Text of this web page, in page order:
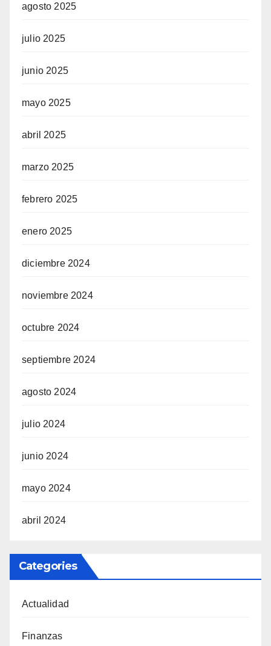
agosto 2025
julio 2025
junio 2025
mayo 2025
abril 2025
marzo 2025
febrero 2025
enero 2025
diciembre 2024
noviembre 2024
octubre 2024
septiembre 2024
agosto 2024
julio 2024
junio 2024
mayo 2024
abril 2024
Categories
Actualidad
Finanzas